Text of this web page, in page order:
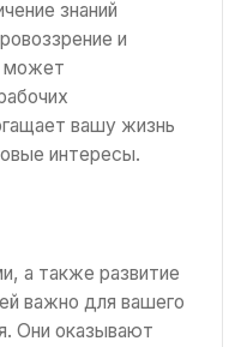
знаний
и
может
вашу жизнь
интересы.
а также развитие
важно для вашего
Они оказывают